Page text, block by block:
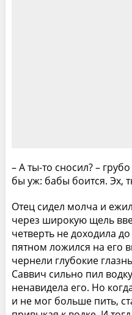
– А ты-то сносил? –
бы уж: бабы боится. Эх,
Отец сидел молча и
через широкую щель
четверть не доходила
пятном ложился на его
чернели глубокие
Саввич сильно пил
ненавидела его. Но
и не мог больше пить,